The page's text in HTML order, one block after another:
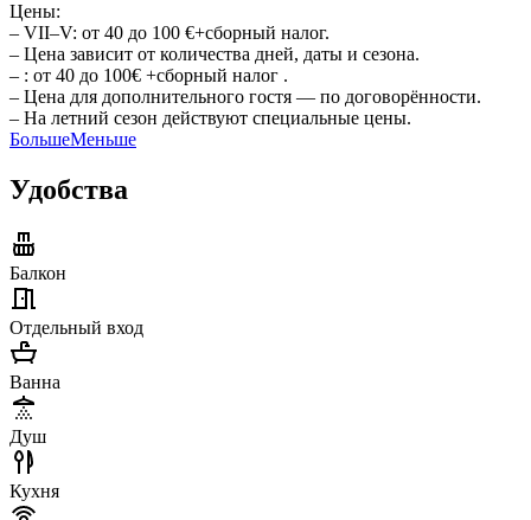
Цены:
– VII–V: от 40 до 100 €+сборный налог.
– Цена зависит от количества дней, даты и сезона.
– : от 40 до 100€ +сборный налог .
– Цена для дополнительного гостя — по договорённости.
– На летний сезон действуют специальные цены.
БольшеМеньше
Удобства
Балкон
Отдельный вход
Ванна
Душ
Кухня